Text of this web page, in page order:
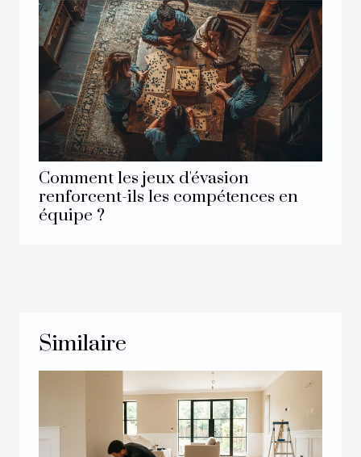
Comment les jeux d'évasion
renforcent-ils les compétences en
équipe ?
Similaire